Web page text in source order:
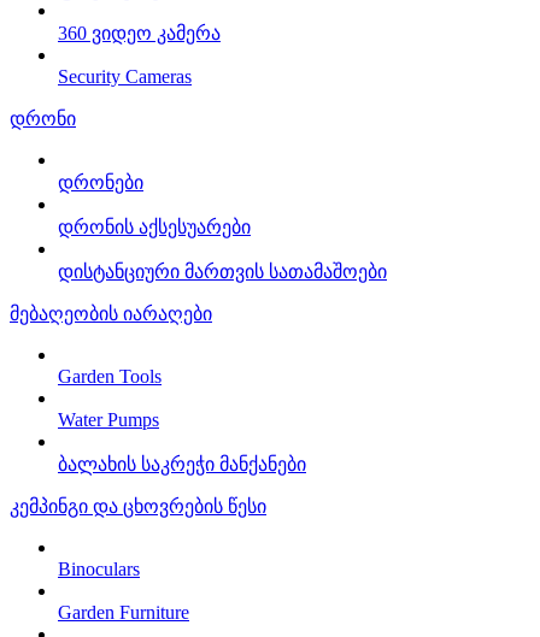
360 ვიდეო კამერა
Security Cameras
დრონი
დრონები
დრონის აქსესუარები
დისტანციური მართვის სათამაშოები
მებაღეობის იარაღები
Garden Tools
Water Pumps
ბალახის საკრეჭი მანქანები
კემპინგი და ცხოვრების წესი
Binoculars
Garden Furniture